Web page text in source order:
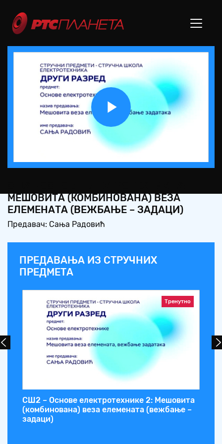
Play
Video
МЕШОВИТА (КОМБИНОВАНА) ВЕЗА
ЕЛЕМЕНАТА (ВЕЖБАЊЕ – ЗАДАЦИ)
Предавач: Сања Радовић
ПРЕДАВАЊА ИЗ СТРУЧНИХ
ПРЕДМЕТА
Тренутно
СШ2 – Основе електротехнике 2: Мешовита
(комбинована) веза елемената (вежбање –
задаци)